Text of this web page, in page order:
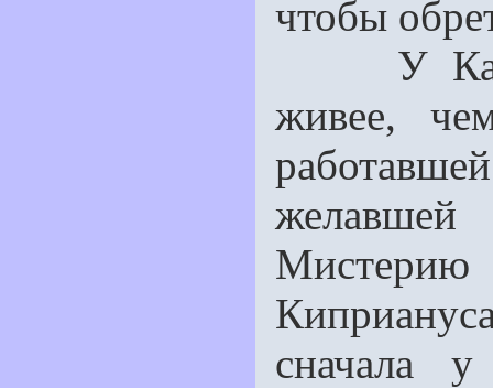
чтобы
У
живее,
сначала